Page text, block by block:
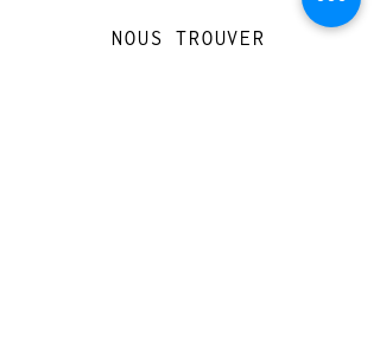
NOUS TROUVER